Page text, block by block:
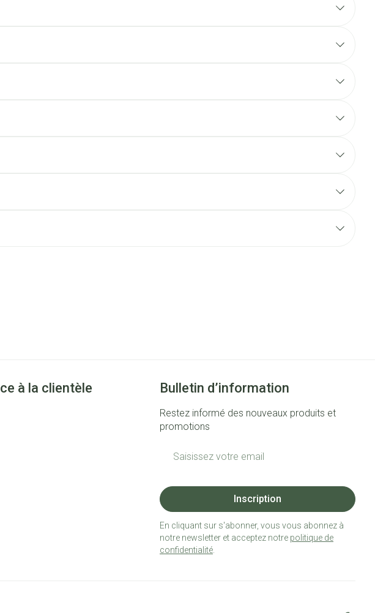
à la clientèle Bulletin d’information
Restez informé des nouveaux produits et
promotions
Inscription
En cliquant sur s'abonner, vous vous abonnez à
notre newsletter et acceptez notre politique de
confidentialité